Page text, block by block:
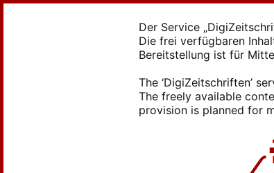
Der Service
Die frei verfügbaren
Bereitstellung ist für
The ‘DigiZeitschriften’
The freely available
provision is planned for